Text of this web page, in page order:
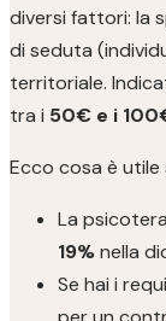
diversi fattori: la
di seduta
territoriale.
tra i 50€ e i
Ecco cosa è utile
La
19%nella
Se hai i